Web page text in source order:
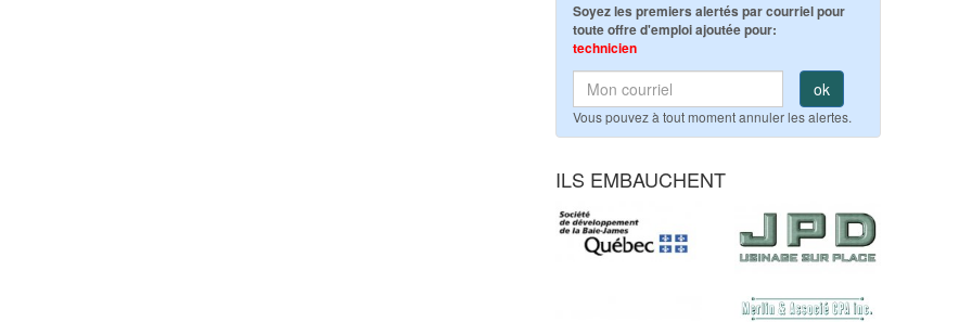
Soyez les premiers alertés par courriel pour
toute offre d'emploi ajoutée pour:
technicien
ok
Vous pouvez à tout moment annuler les alertes.
ILS EMBAUCHENT